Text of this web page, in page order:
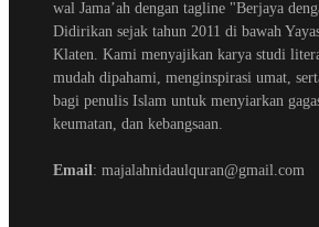
wal Jama’ah dengan tagline "Berjaya
Didirikan sejak tahun 2011 di bawah
Klaten. Kami menyajikan karya studi
mudah dipahami, menginspirasi umat,
bagi penulis Islam untuk menyiarkan
keumatan, dan kebangsaan.
Email: majalahnidaulquran@gmail.com